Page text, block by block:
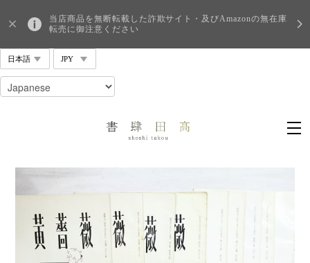
当店商品を無断転載した詐欺サイト・及びAmazonの無在庫
転売に御注意ください